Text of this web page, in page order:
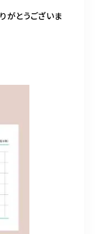
がとうございま
ら